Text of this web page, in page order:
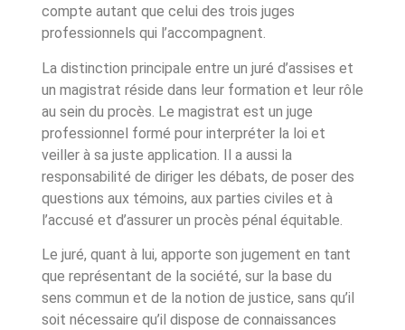
compte autant que celui des trois juges
professionnels qui l’accompagnent.
La distinction principale entre un juré d’assises et
un magistrat réside dans leur formation et leur rôle
au sein du procès. Le magistrat est un juge
professionnel formé pour interpréter la loi et
veiller à sa juste application. Il a aussi la
responsabilité de diriger les débats, de poser des
questions aux témoins, aux parties civiles et à
l’accusé et d’assurer un procès pénal équitable.
Le juré, quant à lui, apporte son jugement en tant
que représentant de la société, sur la base du
sens commun et de la notion de justice, sans qu’il
soit nécessaire qu’il dispose de connaissances